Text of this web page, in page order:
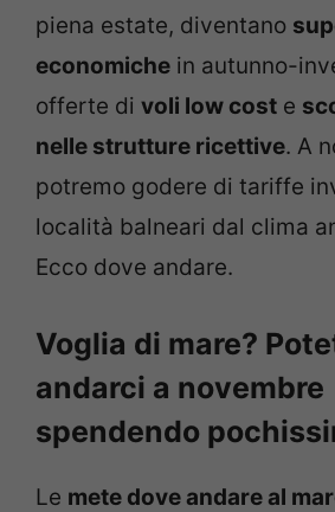
piena estate, diventano
economiche in autunno-
offerte di voli low cost e
nelle strutture ricettive. A
potremo godere di tariffe
località balneari dal clima
Ecco dove andare.
Voglia di mare?
andarci a novembre
spendendo
Le mete dove andare al